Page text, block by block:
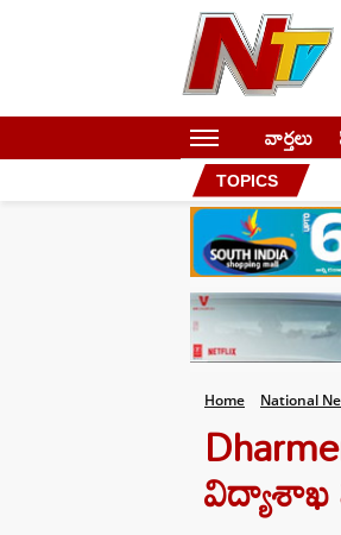
వార్తలు
TOPICS
Home National
విద్యాశాఖ